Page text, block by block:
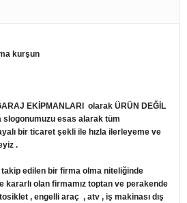
kurşun
EKİPMANLARI
olarak ÜRÜN DEĞİL
slogonumuzu esas alarak tüm
bir ticaret şekli ile hızla ilerleyeme ve
.
edilen bir firma olma niteliğinde
olan firmamız toptan ve perakende
, engelli araç , atv , iş makinası dış